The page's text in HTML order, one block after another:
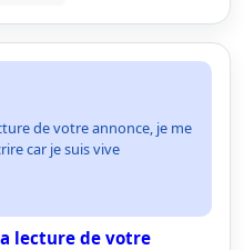
de votre annonce, je me
car je suis vive
lecture de votre